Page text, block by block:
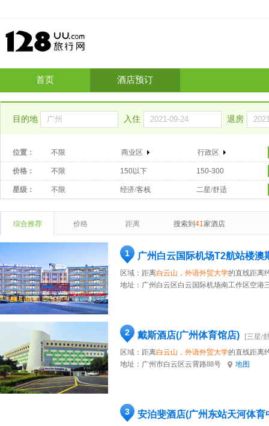
首页 酒店预订
目的地 入住 退房
位置： 不限 商业区 行政区
价格： 不限 150以下 150-300
星级： 不限 经济/客栈 二星/舒适
综合推荐 价格 距离 搜索到 41家酒店
1 广州白云国际机场T2航站楼澳
区域：距离白云山，外语外贸大学的直线距离
地址： 广州白云区白云国际机场南工作区空港
2 戴斯酒店(广州体育馆店)
[三星/
区域：距离白云山，外语外贸大学的直线距离
地址： 广州市白云区云霄路88号 地图
3 安泊斐酒店(广州东站天河体育